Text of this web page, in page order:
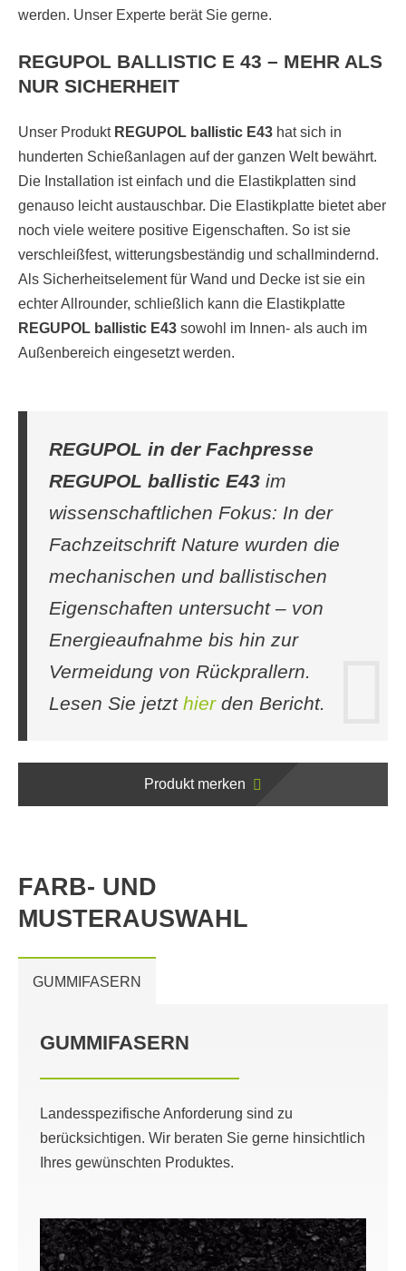
werden. Unser Experte berät Sie gerne.
REGUPOL BALLISTIC E 43 – MEHR ALS
NUR SICHERHEIT
Unser Produkt REGUPOL ballistic E43 hat sich in
hunderten Schießanlagen auf der ganzen Welt bewährt.
Die Installation ist einfach und die Elastikplatten sind
genauso leicht austauschbar. Die Elastikplatte bietet aber
noch viele weitere positive Eigenschaften. So ist sie
verschleißfest, witterungsbeständig und schallmindernd.
Als Sicherheitselement für Wand und Decke ist sie ein
echter Allrounder, schließlich kann die Elastikplatte
REGUPOL ballistic E43 sowohl im Innen- als auch im
Außenbereich eingesetzt werden.
REGUPOL in der Fachpresse
REGUPOL ballistic E43 im
wissenschaftlichen Fokus: In der
Fachzeitschrift Nature wurden die
mechanischen und ballistischen
Eigenschaften untersucht – von
Energieaufnahme bis hin zur
Vermeidung von Rückprallern.
Lesen Sie jetzt hierden Bericht.
Produkt merken
FARB- UND
MUSTERAUSWAHL
GUMMIFASERN
GUMMIFASERN
Landesspezifische Anforderung sind zu
berücksichtigen. Wir beraten Sie gerne hinsichtlich
Ihres gewünschten Produktes.